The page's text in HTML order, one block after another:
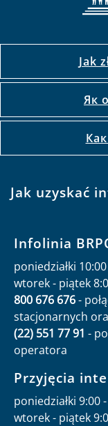
Jak
Як
Jak uzyskać
Infolinia
poniedziałki
wtorek - piątek
800 676 676-
stacjonarnych
(22) 551 77 91 -
operatora
Przyjęcia
poniedziałki 9:00
wtorek - piątek